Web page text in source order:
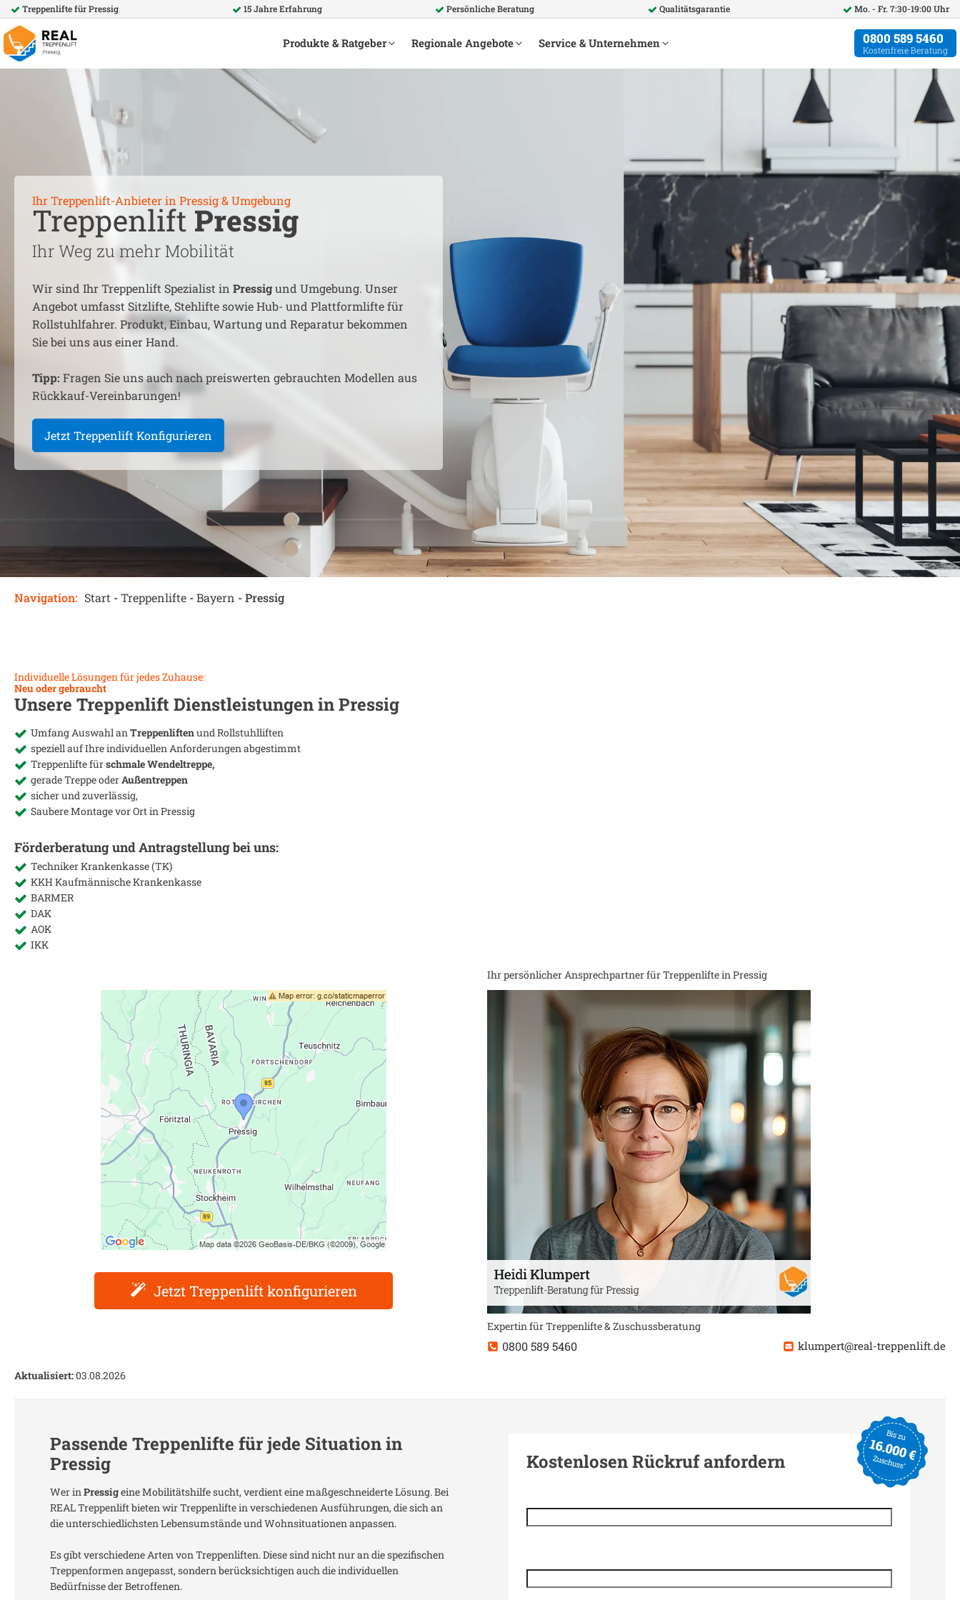
Treppenlifte fürPressig 15 Jahre Erfahrung Persönliche Beratung Qualitätsgarantie Mo. - Fr. 7:30-19:00 Uhr
Produkte & Ratgeber Regionale Angebote Service & Unternehmen 0800 589 5460
Kostenfreie Beratung
Ihr Treppenlift-Anbieter in Pressig& Umgebung
Treppenlift Pressig
Ihr Weg zu mehr Mobilität
Wir sind Ihr Treppenlift Spezialist in Pressigund Umgebung. Unser
Angebot umfasst Sitzlifte, Stehlifte sowie Hub- und Plattformlifte für
Rollstuhlfahrer. Produkt, Einbau, Wartung und Reparatur bekommen
Sie bei uns aus einer Hand.
Tipp: Fragen Sie uns auch nach preiswerten gebrauchten Modellen aus
Rückkauf-Vereinbarungen!
Jetzt Treppenlift Konfigurieren
Navigation: Start -Treppenlifte -Bayern -Pressig
Individuelle Lösungen für jedes Zuhause:
Neu oder gebraucht
Unsere Treppenlift Dienstleistungen inPressig
Umfang Auswahl an Treppenliftenund Rollstuhlliften
speziell auf Ihre individuellen Anforderungen abgestimmt
Treppenlifte fürschmale Wendeltreppe,
gerade Treppe oderAußentreppen
sicher und zuverlässig,
Saubere Montage vor Ort in Pressig
Förderberatung und Antragstellung bei uns:
Techniker Krankenkasse (TK)
KKH Kaufmännische Krankenkasse
BARMER
DAK
AOK
IKK
Jetzt Treppenlift konfigurieren
Ihr persönlicher Ansprechpartner für Treppenlifte in Pressig
Expertin für Treppenlifte & Zuschussberatung
0800 589 5460 klumpert@real-treppenlift.de
Aktualisiert:03.08.2026
Passende Treppenlifte für jede Situation in
Pressig
Wer in Pressigeine Mobilitätshilfe sucht, verdient eine maßgeschneiderte Lösung. Bei
REAL Treppenlift bieten wir Treppenlifte in verschiedenen Ausführungen, die sich an
die unterschiedlichsten Lebensumstände und Wohnsituationen anpassen.
Es gibt verschiedene Arten von Treppenliften. Diese sind nicht nur an die spezifischen
Treppenformen angepasst, sondern berücksichtigen auch die individuellen
Bedürfnisse der Betroffenen.
Kostenlosen Rückruf anfordern